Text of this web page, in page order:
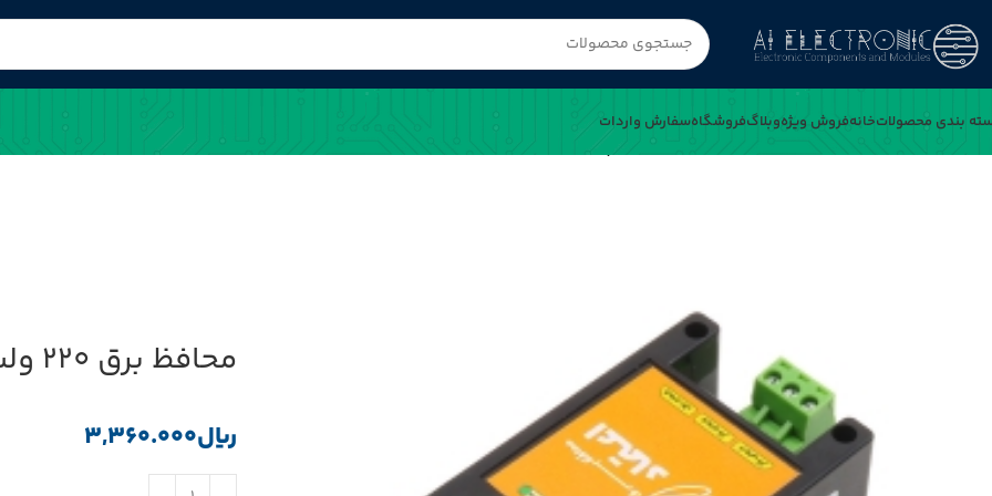
بندی محصولاتخانهفروش ویژهوبلاگفروشگاهسفارش واردات
محافظ برق 220 ولت دیواری اعتماد مخصوص یخچال
﷼